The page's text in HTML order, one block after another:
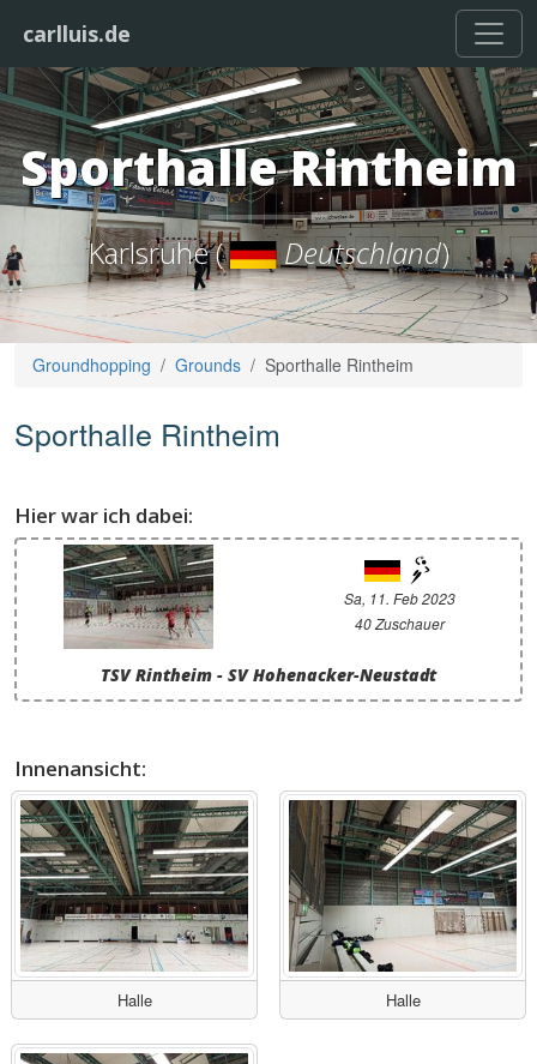
carlluis.de
Sporthalle Rintheim
Karlsruhe ( Deutschland)
Groundhopping Grounds Sporthalle Rintheim
Sporthalle Rintheim
Hier war ich dabei:
Sa, 11. Feb 2023
40 Zuschauer
TSV Rintheim - SV Hohenacker-Neustadt
Innenansicht:
Halle Halle